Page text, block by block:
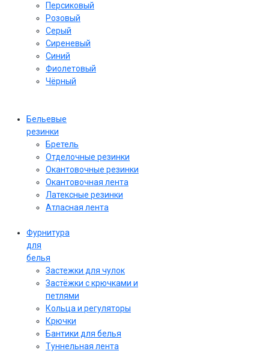
Персиковый
Розовый
Серый
Сиреневый
Cиний
Фиолетовый
Чёрный
Бельевые
резинки
Бретель
Отделочные резинки
Окантовочные резинки
Окантовочная лента
Латексные резинки
Атласная лента
Фурнитура
для
белья
Застежки для чулок
Застёжки с крючками и
петлями
Кольца и регуляторы
Крючки
Бантики для белья
Туннельная лента